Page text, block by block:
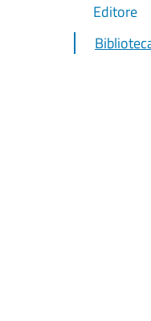
Editore